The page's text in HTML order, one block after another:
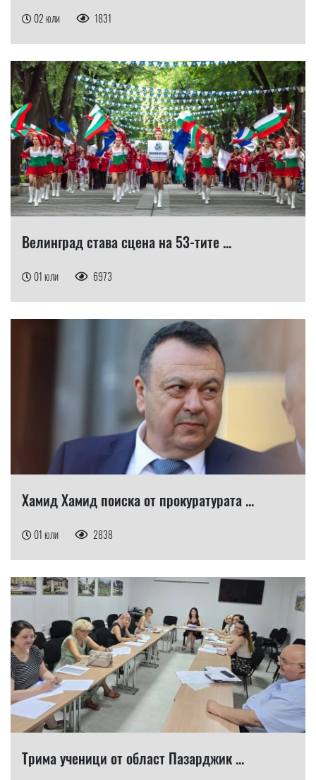
02 юли 1831
Велинград става сцена на 53-тите ...
01 юли 6973
Хамид Хамид поиска от прокуратурата ...
01 юли 2838
Трима ученици от област Пазарджик ...